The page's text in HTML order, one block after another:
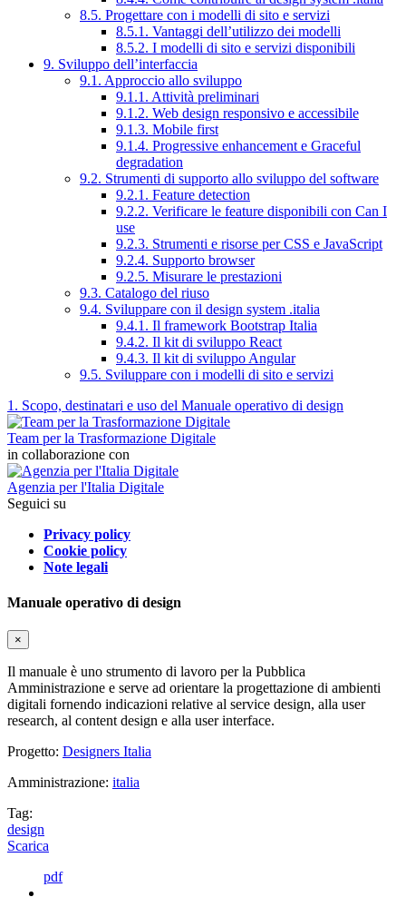
8.5. Progettare con i modelli di sito e servizi
8.5.1. Vantaggi dell’utilizzo dei modelli
8.5.2. I modelli di sito e servizi disponibili
9. Sviluppo dell’interfaccia
9.1. Approccio allo sviluppo
9.1.1. Attività preliminari
9.1.2. Web design responsivo e accessibile
9.1.3. Mobile first
9.1.4. Progressive enhancement e Graceful
degradation
9.2. Strumenti di supporto allo sviluppo del software
9.2.1. Feature detection
9.2.2. Verificare le feature disponibili con Can I
use
9.2.3. Strumenti e risorse per CSS e JavaScript
9.2.4. Supporto browser
9.2.5. Misurare le prestazioni
9.3. Catalogo del riuso
9.4. Sviluppare con il design system .italia
9.4.1. Il framework Bootstrap Italia
9.4.2. Il kit di sviluppo React
9.4.3. Il kit di sviluppo Angular
9.5. Sviluppare con i modelli di sito e servizi
1. Scopo, destinatari e uso del Manuale operativo di design
Team per la Trasformazione Digitale
in collaborazione con
Agenzia per l'Italia Digitale
Seguici su
Privacy policy
Cookie policy
Note legali
Manuale operativo di design
×
Il manuale è uno strumento di lavoro per la Pubblica
Amministrazione e serve ad orientare la progettazione di ambienti
digitali fornendo indicazioni relative al service design, alla user
research, al content design e alla user interface.
Progetto: Designers Italia
Amministrazione: italia
Tag:
design
Scarica
pdf